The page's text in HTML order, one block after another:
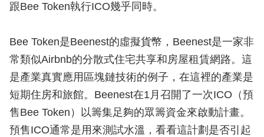
跟Bee Token執行ICO幾乎同時。
Bee Token是Beenest的虛擬貨幣，Beenest是一家非
常類似Airbnb的分散式住宅共享和房屋租賃網路。這
是產業真實應用區塊鏈技術的例子，在這裡的產業是
短期住房和旅館。Beenest在1月召開了一次ICO（預
售Bee Token）以籌集足夠的眾籌資金來啟動計畫。
預售ICO通常是用來測試水溫，看看這計劃是否引起